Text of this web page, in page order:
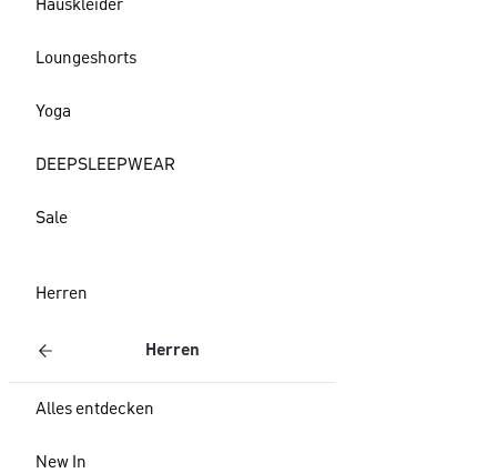
Hauskleider
Loungeshorts
Yoga
DEEPSLEEPWEAR
Sale
Herren
Herren
Alles entdecken
New In